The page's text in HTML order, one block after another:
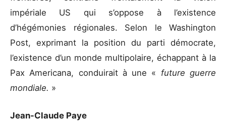
impériale US qui s’oppose à l’existence
d’hégémonies régionales. Selon le Washington
Post, exprimant la position du parti démocrate,
l’existence d’un monde multipolaire, échappant à la
Pax Americana, conduirait à une « future guerre
mondiale. »
Jean-Claude Paye